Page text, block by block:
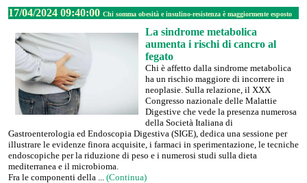
17/04/2024 09:40:00 Chi somma obesità e insulino-resistenza è maggiormente esposto
La sindrome metabolica
aumenta i rischi di cancro al
fegato
Chi è affetto dalla sindrome metabolica
ha un rischio maggiore di incorrere in
neoplasie. Sulla relazione, il XXX
Congresso nazionale delle Malattie
Digestive che vede la presenza numerosa
della Società Italiana di
Gastroenterologia ed Endoscopia Digestiva (SIGE), dedica una sessione per
illustrare le evidenze finora acquisite, i farmaci in sperimentazione, le tecniche
endoscopiche per la riduzione di peso e i numerosi studi sulla dieta
mediterranea e il microbioma.
Fra le componenti della ... (Continua)